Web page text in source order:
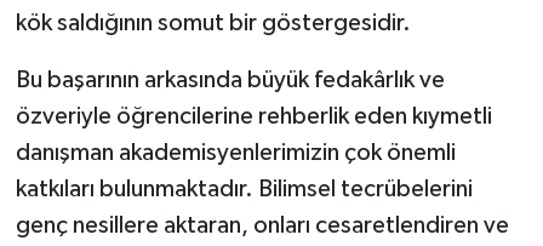
kök saldığının somut bir göstergesidir.
Bu başarının arkasında büyük fedakârlık ve
özveriyle öğrencilerine rehberlik eden kıymetli
danışman akademisyenlerimizin çok önemli
katkıları bulunmaktadır. Bilimsel tecrübelerini
genç nesillere aktaran, onları cesaretlendiren ve